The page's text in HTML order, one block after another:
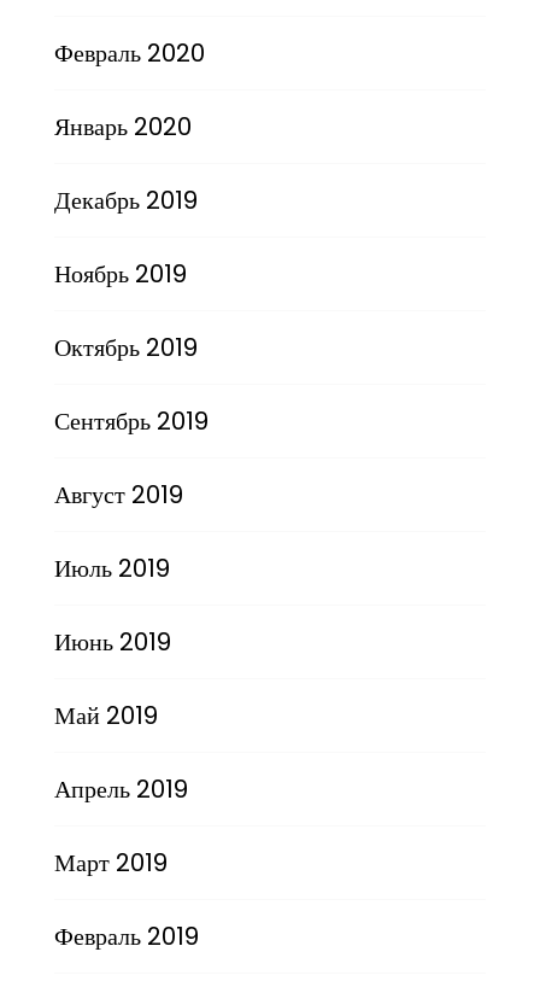
Февраль 2020
Январь 2020
Декабрь 2019
Ноябрь 2019
Октябрь 2019
Сентябрь 2019
Август 2019
Июль 2019
Июнь 2019
Май 2019
Апрель 2019
Март 2019
Февраль 2019